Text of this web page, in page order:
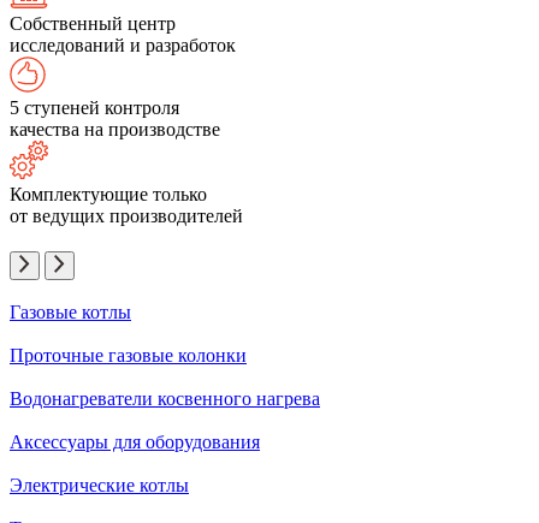
Собственный центр
исследований и разработок
5 ступеней контроля
качества на производстве
Комплектующие только
от ведущих производителей
Газовые котлы
Проточные газовые колонки
Водонагреватели косвенного нагрева
Аксессуары для оборудования
Электрические котлы